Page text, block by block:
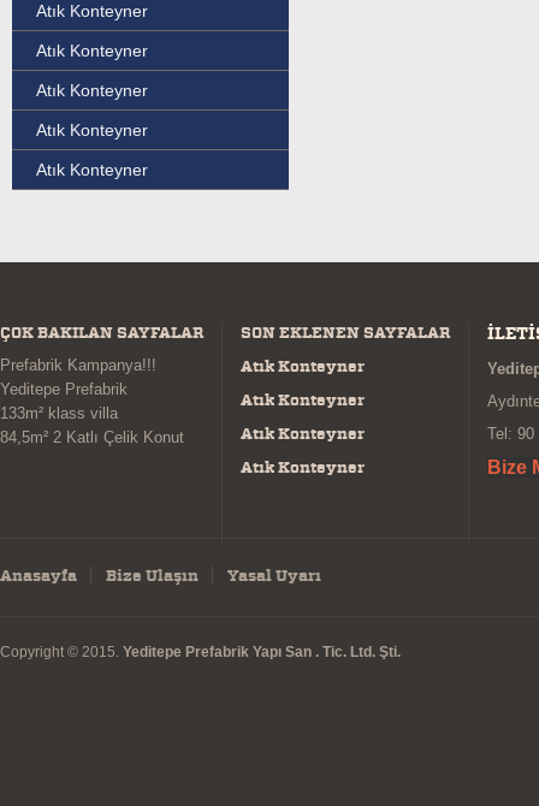
Atık Konteyner
Atık Konteyner
Atık Konteyner
Atık Konteyner
Atık Konteyner
ÇOK BAKILAN SAYFALAR
Prefabrik Kampanya!!!
Yeditepe Prefabrik
133m² klass villa
84,5m² 2 Katlı Çelik Konut
SON EKLENEN SAYFALAR
Atık Konteyner
Atık Konteyner
Atık Konteyner
Atık Konteyner
Tel: 90
Bize
Anasayfa Bize Ulaşın Yasal Uyarı
Copyright © 2015. Yeditepe Prefabrik Yapı San . Tic. Ltd. Şti.